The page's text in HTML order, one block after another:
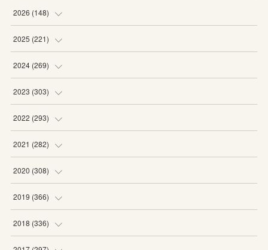
2026 (148)
(6)
(22
(20
(19
2025 (221)
(19
(20
(19
(20
2024 (269)
(16
(16
(21
(20
2023 (303)
(27
(25
(29
(25
2022 (293)
(18
(27
(26
(25
2021 (282)
(19
(23
(27
(26
2020 (308)
(22
(25
(26
2019 (366)
(28
(34
2018 (336)